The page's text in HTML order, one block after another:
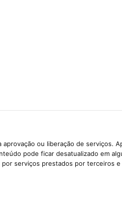
ou liberação de serviços.
pode ficar desatualizado em
serviços prestados por terceiros